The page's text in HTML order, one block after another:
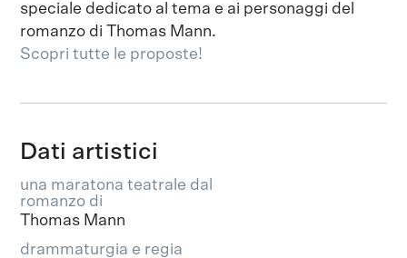
speciale dedicato al tema e ai personaggi del
romanzo di Thomas Mann.
Scopri tutte le proposte!
Dati artistici
una maratona teatrale dal
romanzo di
Thomas Mann
drammaturgia e regia